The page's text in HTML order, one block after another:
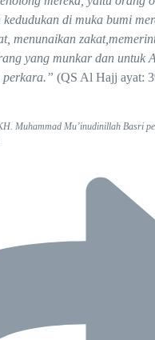
di muka bumi
menunaikan
yang munkar dan untuk
perkara.” (QS Al Hajj ayat:
Muhammad Mu’inudinillah Basri